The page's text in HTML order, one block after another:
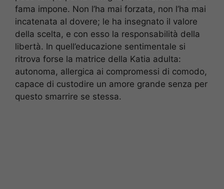
fama impone. Non l’ha mai forzata, non l’ha mai
incatenata al dovere; le ha insegnato il valore
della scelta, e con esso la responsabilità della
libertà. In quell’educazione sentimentale si
ritrova forse la matrice della Katia adulta:
autonoma, allergica ai compromessi di comodo,
capace di custodire un amore grande senza per
questo smarrire se stessa.